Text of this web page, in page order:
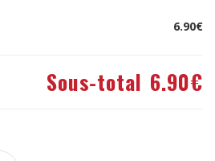
6.90€
Sous-total 6.90€